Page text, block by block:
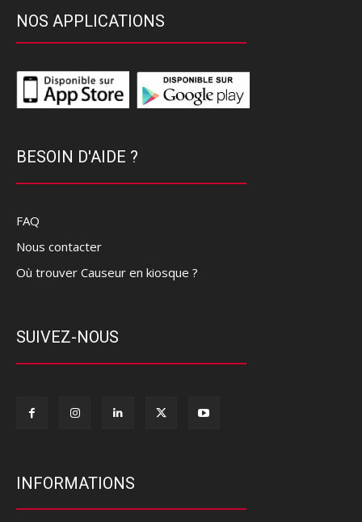
NOS APPLICATIONS
BESOIN D'AIDE ?
FAQ
Nous contacter
Où trouver Causeur en kiosque ?
SUIVEZ-NOUS
INFORMATIONS